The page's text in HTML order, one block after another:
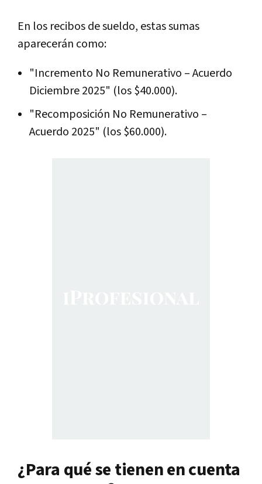
En los recibos de sueldo, estas sumas
aparecerán como:
"Incremento No Remunerativo – Acuerdo
Diciembre 2025" (los $40.000).
"Recomposición No Remunerativo –
Acuerdo 2025" (los $60.000).
¿Para qué se tienen en cuenta